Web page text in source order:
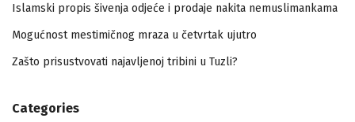
Islamski propis šivenja odjeće i prodaje nakita nemuslimankama
Mogućnost mestimičnog mraza u četvrtak ujutro
Zašto prisustvovati najavljenoj tribini u Tuzli?
Categories